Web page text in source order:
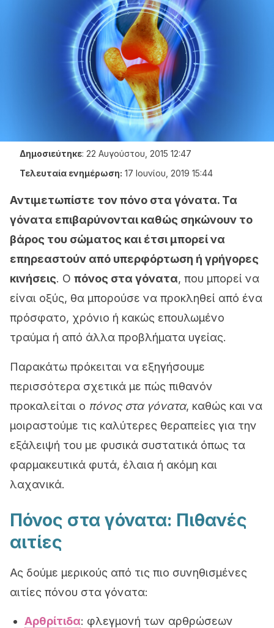
Δημοσιεύτηκε: 22 Αυγούστου, 2015 12:47
Τελευταία ενημέρωση: 17 Ιουνίου, 2019 15:44
Αντιμετωπίστε τον πόνο στα γόνατα. Τα
γόνατα επιβαρύνονται καθώς σηκώνουν το
βάρος του σώματος και έτσι μπορεί να
επηρεαστούν από υπερφόρτωση ή γρήγορες
κινήσεις. Ο πόνος στα γόνατα, που μπορεί να
είναι οξύς, θα μπορούσε να προκληθεί από ένα
πρόσφατο, χρόνιο ή κακώς επουλωμένο
τραύμα ή από άλλα προβλήματα υγείας.
Παρακάτω πρόκειται να εξηγήσουμε
περισσότερα σχετικά με πώς πιθανόν
προκαλείται ο πόνος στα γόνατα, καθώς και να
μοιραστούμε τις καλύτερες θεραπείες για την
εξάλειψή του με φυσικά συστατικά όπως τα
φαρμακευτικά φυτά, έλαια ή ακόμη και
λαχανικά.
Πόνος στα γόνατα: Πιθανές
αιτίες
Ας δούμε μερικούς από τις πιο συνηθισμένες
αιτίες πόνου στα γόνατα:
Αρθρίτιδα: φλεγμονή των αρθρώσεων